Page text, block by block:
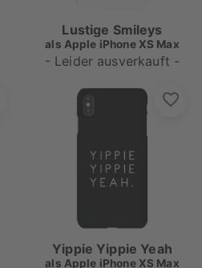
Lustige Smileys
als Apple iPhone XS Max
- Leider ausverkauft -
Yippie Yippie Yeah
als Apple iPhone XS Max